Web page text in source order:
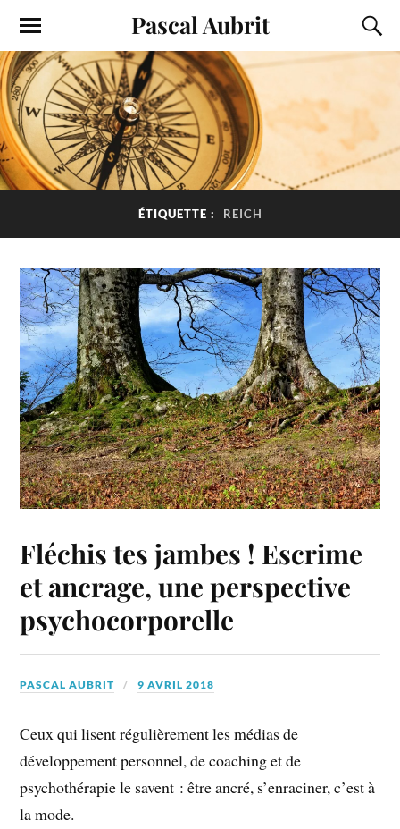
Pascal Aubrit
ÉTIQUETTE : REICH
Fléchis tes jambes ! Escrime
et ancrage, une perspective
psychocorporelle
PASCAL AUBRIT 9 AVRIL 2018
Ceux qui lisent régulièrement les médias de
développement personnel, de coaching et de
psychothérapie le savent : être ancré, s’enraciner, c’est à
la mode.